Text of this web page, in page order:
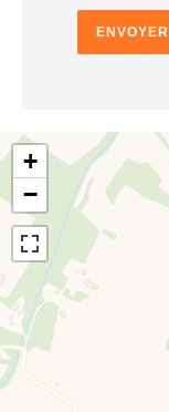
ENVOYER
+
−